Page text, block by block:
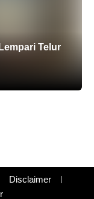
Telur
Disclaimer